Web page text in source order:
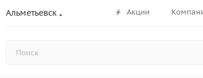
Альметьевск Акции